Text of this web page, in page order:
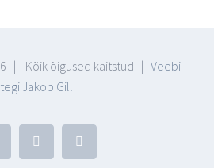
| Kõik õigused kaitstud | Veebi
tegi Jakob Gill
YouTubeBlogger